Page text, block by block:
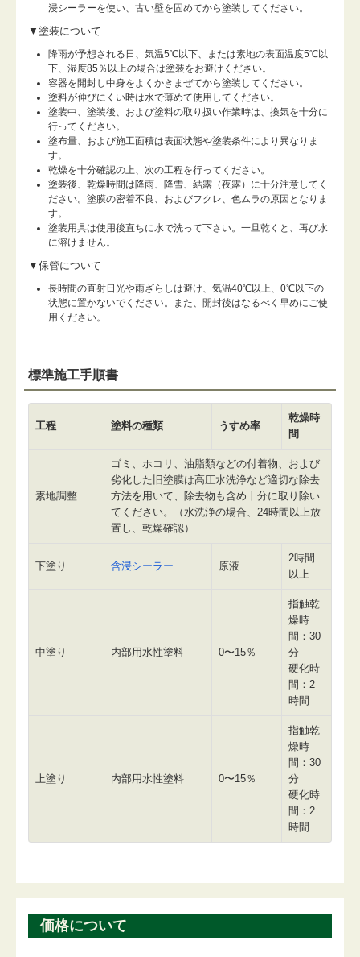
浸シーラーを使い、古い壁を固めてから塗装してください。
▼塗装について
降雨が予想される日、気温5℃以下、または素地の表面温度5℃以
下、湿度85％以上の場合は塗装をお避けください。
容器を開封し中身をよくかきまぜてから塗装してください。
塗料が伸びにくい時は水で薄めて使用してください。
塗装中、塗装後、および塗料の取り扱い作業時は、換気を十分に
行ってください。
塗布量、および施工面積は表面状態や塗装条件により異なりま
す。
乾燥を十分確認の上、次の工程を行ってください。
塗装後、乾燥時間は降雨、降雪、結露（夜露）に十分注意してく
ださい。塗膜の密着不良、およびフクレ、色ムラの原因となりま
す。
塗装用具は使用後直ちに水で洗って下さい。一旦乾くと、再び水
に溶けません。
▼保管について
長時間の直射日光や雨ざらしは避け、気温40℃以上、0℃以下の
状態に置かないでください。また、開封後はなるべく早めにご使
用ください。
標準施工手順書
工程 塗料の種類 うすめ率
乾燥時
間
素地調整
ゴミ、ホコリ、油脂類などの付着物、および
劣化した旧塗膜は高圧水洗浄など適切な除去
方法を用いて、除去物も含め十分に取り除い
てください。（水洗浄の場合、24時間以上放
置し、乾燥確認）
下塗り 含浸シーラー 原液
2時間
以上
中塗り 内部用水性塗料 0〜15％
指触乾
燥時
間：30
分
硬化時
間：2
時間
上塗り 内部用水性塗料 0〜15％
指触乾
燥時
間：30
分
硬化時
間：2
時間
価格について